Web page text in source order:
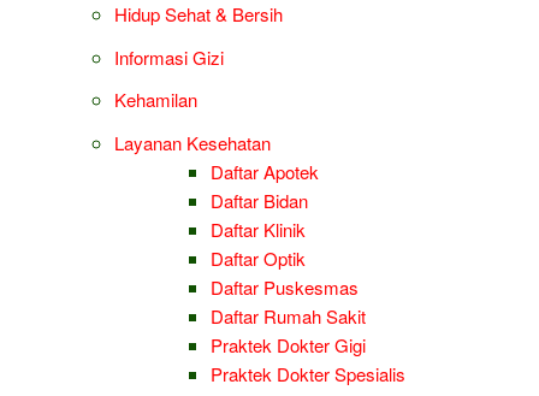
Hidup Sehat & Bersih
Informasi Gizi
Kehamilan
Layanan Kesehatan
Daftar Apotek
Daftar Bidan
Daftar Klinik
Daftar Optik
Daftar Puskesmas
Daftar Rumah Sakit
Praktek Dokter Gigi
Praktek Dokter Spesialis